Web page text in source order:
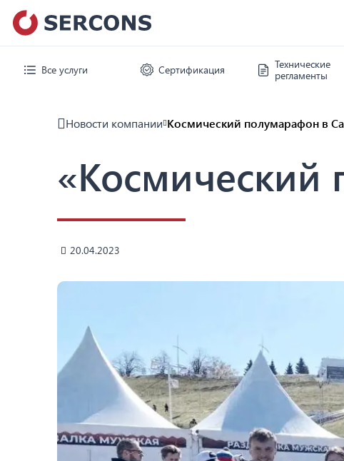
Все услуги Сертификация
Технические
регламенты
Новости компании Космический полумарафон в
«Космический
20.04.2023